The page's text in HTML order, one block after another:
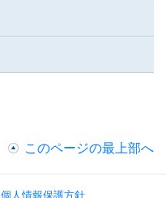
このページの最上部へ
個人情報保護方針